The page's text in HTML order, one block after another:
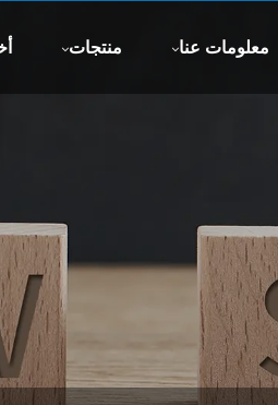
معلومات عنا منتجات